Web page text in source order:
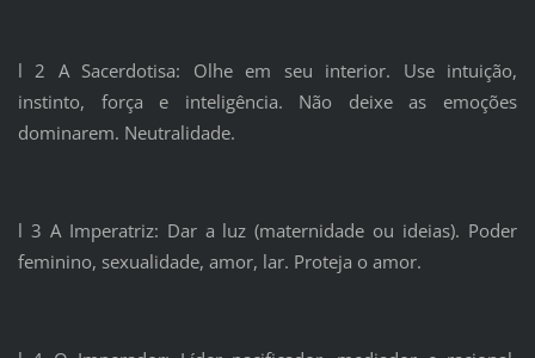
l 2 A Sacerdotisa: Olhe em seu interior. Use intuição,
instinto, força e inteligência. Não deixe as emoções
dominarem. Neutralidade.
l 3 A Imperatriz: Dar a luz (maternidade ou ideias). Poder
feminino, sexualidade, amor, lar. Proteja o amor.